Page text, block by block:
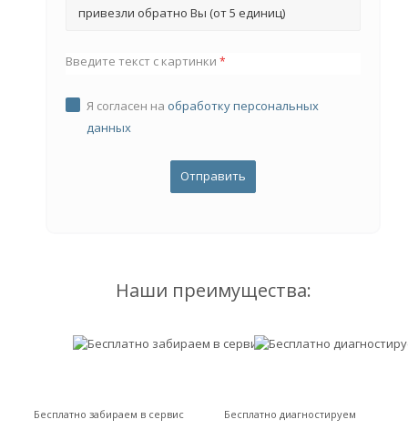
привезли обратно Вы (от 5 единиц)
Введите текст с картинки *
Я согласен на обработку персональных
данных
Наши преимущества:
Бесплатно забираем в сервис Бесплатно диагностируем